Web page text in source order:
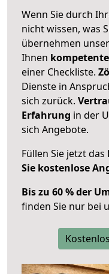
Wenn Sie durch
nicht wissen, was
übernehmen
Ihnen
einer Checkliste.
Dienste in
sich zurück.
Erfahrung in der
sich Angebote.
Füllen Sie jetzt
Sie kostenlose
Bis zu 60 % der
finden Sie nur bei